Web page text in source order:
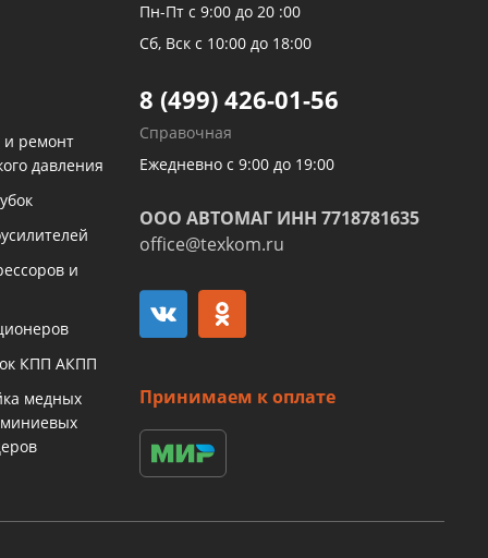
и ремонт
давления
и
КПП АКПП
медных
Пн-Пт с 9:00 до 20 :00
Сб, Вск с 10:00 до 18:00
8 (499) 426-01-56
Справочная
Ежедневно с 9:00 до 19:00
ООО АВТОМАГ ИНН 7718781635
office@texkom.ru
Принимаем к оплате